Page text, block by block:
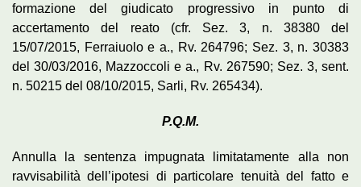
formazione del giudicato progressivo in punto di
accertamento del reato (cfr. Sez. 3, n. 38380 del
15/07/2015, Ferraiuolo e a., Rv. 264796; Sez. 3, n. 30383
del 30/03/2016, Mazzoccoli e a., Rv. 267590; Sez. 3, sent.
n. 50215 del 08/10/2015, Sarli, Rv. 265434).
P.Q.M.
Annulla la sentenza impugnata limitatamente alla non
ravvisabilità dell’ipotesi di particolare tenuità del fatto e